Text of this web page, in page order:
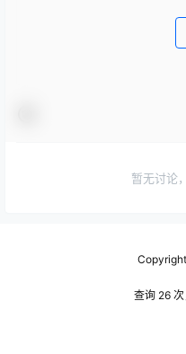
暂无讨论
查询 26